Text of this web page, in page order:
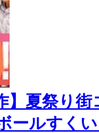
】夏祭り
ールすく